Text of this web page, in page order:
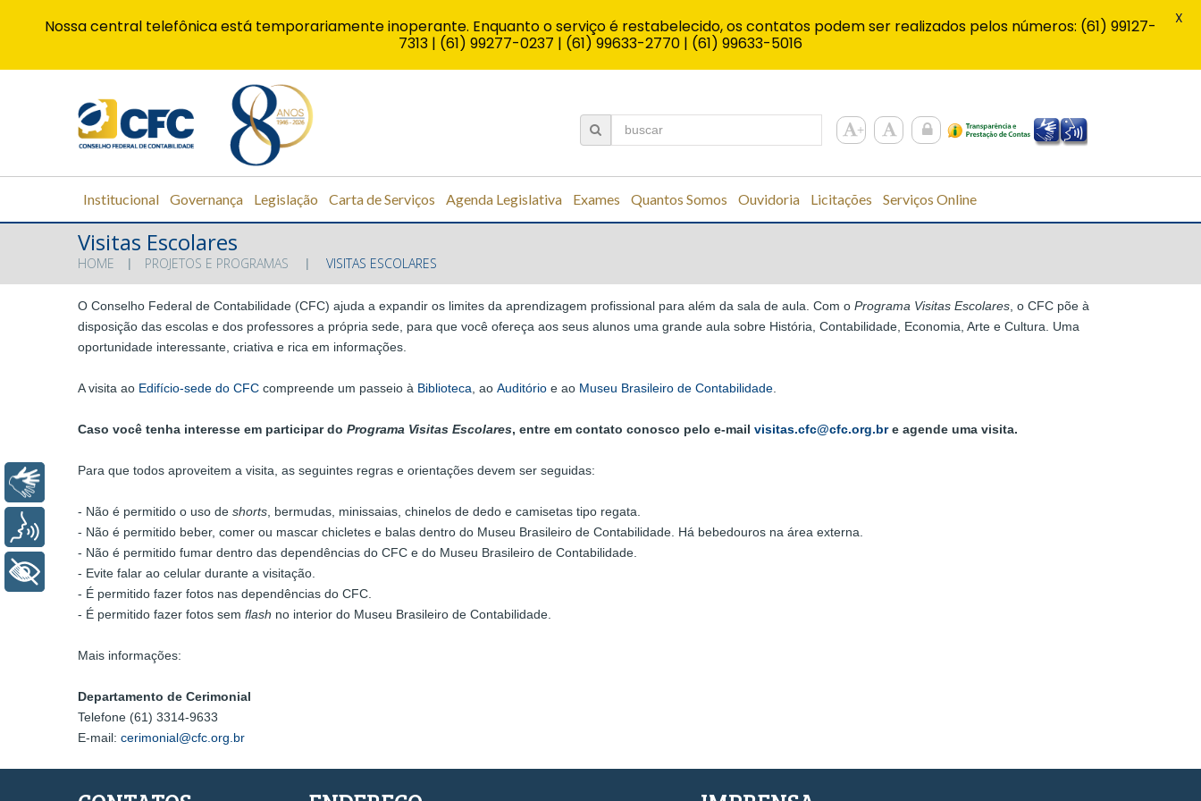
Institucional Governança Legislação Carta de Serviços Agenda Legislativa Exames Quantos Somos Ouvidoria Licitações Serviços Online
Visitas Escolares
HOME PROJETOS E PROGRAMAS VISITAS ESCOLARES
O Conselho Federal de Contabilidade (CFC) ajuda a expandir os limites da aprendizagem profissional para além da sala de aula. Com o Programa Visitas Escolares, o CFC põe à
disposição das escolas e dos professores a própria sede, para que você ofereça aos seus alunos uma grande aula sobre História, Contabilidade, Economia, Arte e Cultura. Uma
oportunidade interessante, criativa e rica em informações.
A visita ao Edifício-sede do CFC compreende um passeio à Biblioteca, ao Auditório e ao Museu Brasileiro de Contabilidade.
Caso você tenha interesse em participar do Programa Visitas Escolares, entre em contato conosco pelo e-mail visitas.cfc@cfc.org.bre agende uma visita.
Para que todos aproveitem a visita, as seguintes regras e orientações devem ser seguidas:
- Não é permitido o uso de shorts, bermudas, minissaias, chinelos de dedo e camisetas tipo regata.
- Não é permitido beber, comer ou mascar chicletes e balas dentro do Museu Brasileiro de Contabilidade. Há bebedouros na área externa.
- Não é permitido fumar dentro das dependências do CFC e do Museu Brasileiro de Contabilidade.
- Evite falar ao celular durante a visitação.
- É permitido fazer fotos nas dependências do CFC.
- É permitido fazer fotos sem flash no interior do Museu Brasileiro de Contabilidade.
Mais informações:
Departamento de Cerimonial
Telefone (61) 3314-9633
E-mail: cerimonial@cfc.org.br
Nossa central telefônica está temporariamente inoperante. Enquanto o serviço é restabelecido, os contatos podem ser realizados pelos números: (61) 99127-
7313 | (61) 99277-0237 | (61) 99633-2770 | (61) 99633-5016
X
+ Acessibilidade